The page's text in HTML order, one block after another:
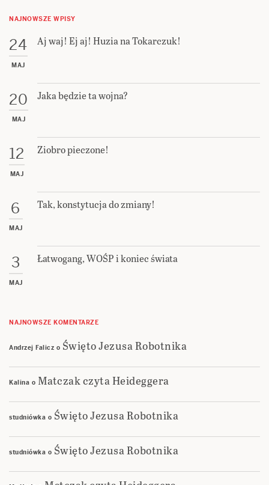
NAJNOWSZE WPISY
24
MAJ
Aj waj! Ej aj! Huzia na Tokarczuk!
20
MAJ
Jaka będzie ta wojna?
12
MAJ
Ziobro pieczone!
6
MAJ
Tak, konstytucja do zmiany!
3
MAJ
Łatwogang, WOŚP i koniec świata
NAJNOWSZE KOMENTARZE
Andrzej Falicz o Święto Jezusa Robotnika
Kalina o Matczak czyta Heideggera
studniówka o Święto Jezusa Robotnika
studniówka o Święto Jezusa Robotnika